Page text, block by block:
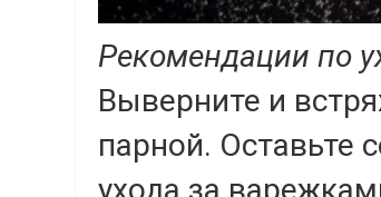
Рекомендации по
Выверните и
парной. Оставьте
ухода за